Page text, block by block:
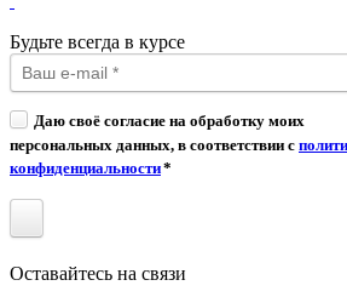
Будьте всегда в курсе
Даю своё согласие на обработку моих
персональных данных, в соответствии с
конфиденциальности*
Оставайтесь на связи